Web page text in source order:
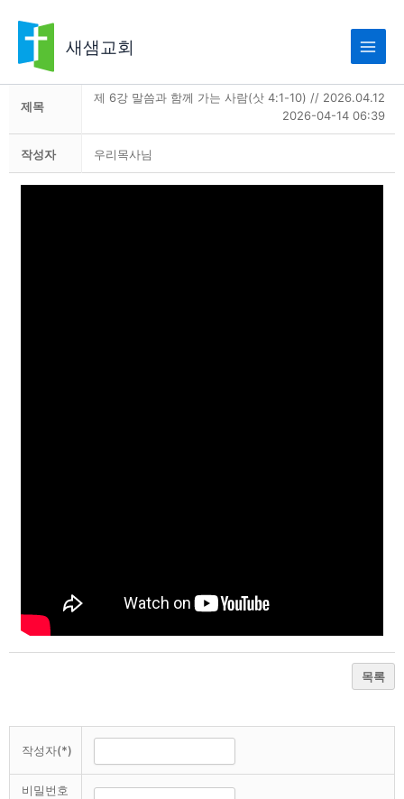
뛰
새샘교회
제목
제 6강 말씀과 함께 가는 사람(삿 4:1-10) // 2026.04.12
2026-04-14 06:39
작성자 우리목사님
목록
작성자(*)
비밀번호